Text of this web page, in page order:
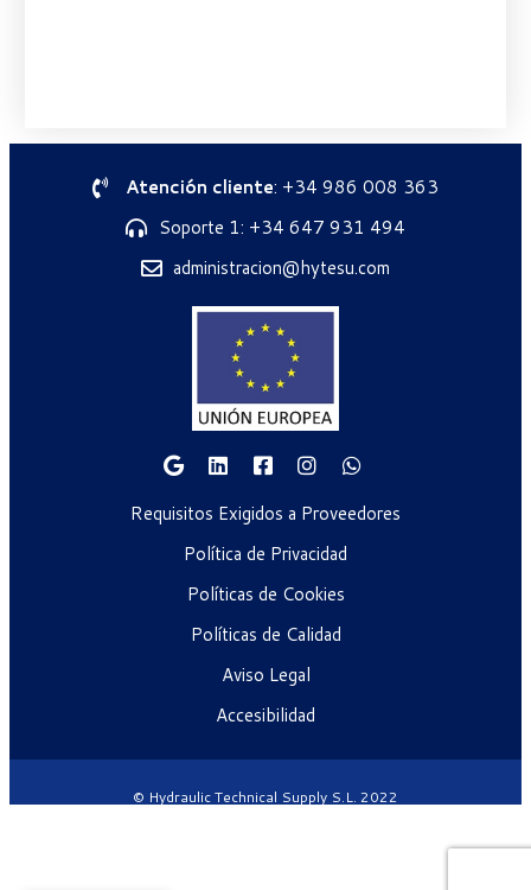
Atención cliente: +34 986 008 363
Soporte 1: +34 647 931 494
administracion@hytesu.com
Requisitos Exigidos a Proveedores
Política de Privacidad
Políticas de Cookies
Políticas de Calidad
Aviso Legal
Accesibilidad
© Hydraulic Technical Supply S.L. 2022